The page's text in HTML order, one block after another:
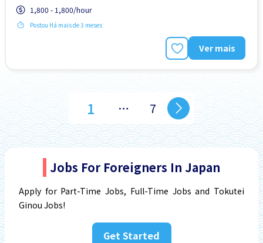
Preferência por Visto de Estudante
1,800 - 1,800/hour
Postou Há mais de 3 meses
Ver mais
1 … 7
Jobs For Foreigners In Japan
Apply for Part-Time Jobs, Full-Time Jobs and Tokutei
Ginou Jobs!
Get Started